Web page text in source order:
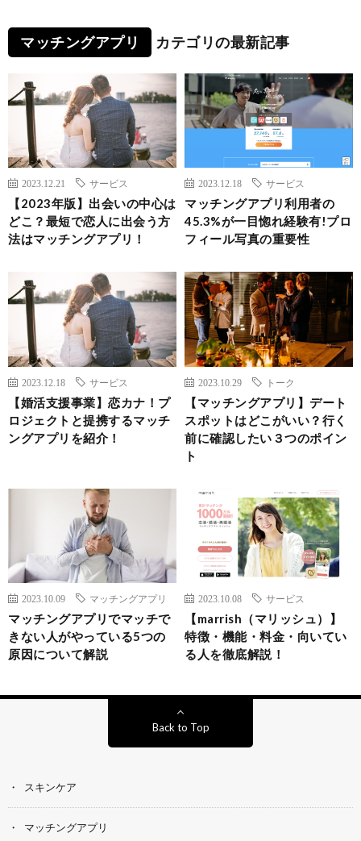
マッチングアプリ カテゴリの最新記事
2023.12.21 サービス
【2023年版】出会いの中心は
どこ？最短で恋人に出会う方
法はマッチングアプリ！
2023.12.18 サービス
マッチングアプリ利用者の
45.3%が一目惚れ経験有!プロ
フィール写真の重要性
2023.12.18 サービス
【婚活支援事業】恋カナ！プ
ロジェクトと提携するマッチ
ングアプリを紹介！
2023.10.29 トーク
【マッチングアプリ】デート
スポットはどこがいい？行く
前に確認したい３つのポイン
ト
2023.10.09 マッチングアプリ
マッチングアプリでマッチで
きない人がやっている5つの
原因について解説
2023.10.08 サービス
【marrish（マリッシュ）】
特徴・機能・料金・向いてい
る人を徹底解説！
Back to Top
スキンケア
マッチングアプリ